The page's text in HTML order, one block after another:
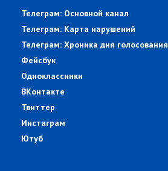
Телеграм: Основной канал
Телеграм: Карта нарушений
Телеграм: Хроника дня голосования
Фейсбук
Одноклассники
ВКонтакте
Твиттер
Инстаграм
Ютуб